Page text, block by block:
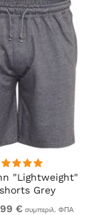
"Lightweight"
Grey
€ συμπεριλ. ΦΠΑ